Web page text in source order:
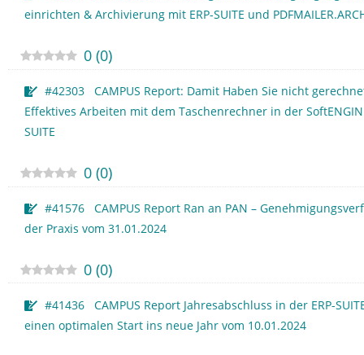
einrichten & Archivierung mit ERP-SUITE und
0 (0)
#42303 CAMPUS Report: Damit Haben Sie nicht
Effektives Arbeiten mit dem Taschenrechner in der
SUITE
0 (0)
#41576 CAMPUS Report Ran an PAN –
der Praxis vom 31.01.2024
0 (0)
#41436 CAMPUS Report Jahresabschluss in der ERP-
einen optimalen Start ins neue Jahr vom 10.01.2024